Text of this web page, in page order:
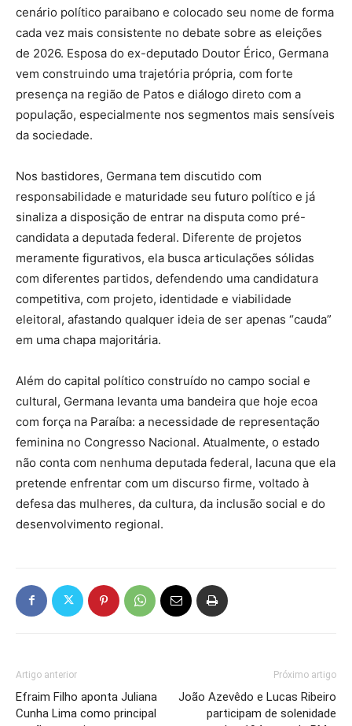
cenário político paraibano e colocado seu nome de forma
cada vez mais consistente no debate sobre as eleições
de 2026. Esposa do ex-deputado Doutor Érico, Germana
vem construindo uma trajetória própria, com forte
presença na região de Patos e diálogo direto com a
população, especialmente nos segmentos mais sensíveis
da sociedade.
Nos bastidores, Germana tem discutido com
responsabilidade e maturidade seu futuro político e já
sinaliza a disposição de entrar na disputa como pré-
candidata a deputada federal. Diferente de projetos
meramente figurativos, ela busca articulações sólidas
com diferentes partidos, defendendo uma candidatura
competitiva, com projeto, identidade e viabilidade
eleitoral, afastando qualquer ideia de ser apenas “cauda”
em uma chapa majoritária.
Além do capital político construído no campo social e
cultural, Germana levanta uma bandeira que hoje ecoa
com força na Paraíba: a necessidade de representação
feminina no Congresso Nacional. Atualmente, o estado
não conta com nenhuma deputada federal, lacuna que ela
pretende enfrentar com um discurso firme, voltado à
defesa das mulheres, da cultura, da inclusão social e do
desenvolvimento regional.
Artigo anterior
Efraim Filho aponta Juliana
Cunha Lima como principal
Próximo artigo
João Azevêdo e Lucas Ribeiro
participam de solenidade